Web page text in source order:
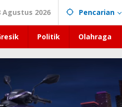
Agustus 2026 Pencarian
Politik Olahraga